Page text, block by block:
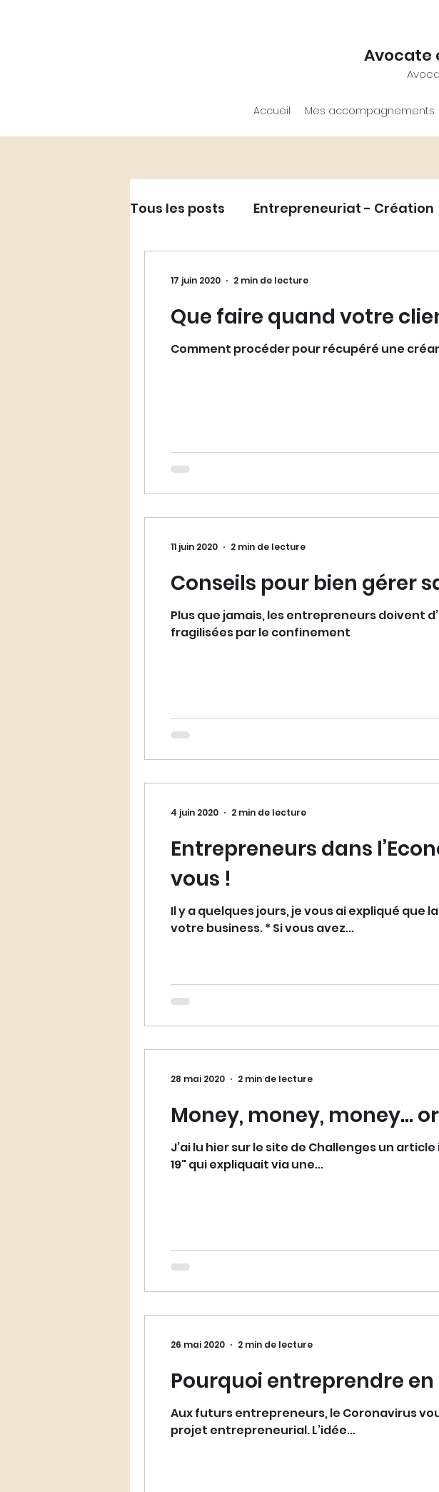
Avocate
Accueil Mes accompagnements
Tous les posts Entrepreneuriat - Création
Podcast LawHer
Que faire quand votre
Comment procéder pour récupéré une
17 juin 2020 2 min de lecture
Conseils pour bien gérer
Plus que jamais, les entrepreneurs doivent
fragilisées par le confinement
11 juin 2020 2 min de lecture
Entrepreneurs dans
vous !
Il y a quelques jours, je vous ai expliqué
votre business. * Si vous avez...
4 juin 2020 2 min de lecture
Money, money, money...
J’ai lu hier sur le site de Challenges un
19" qui expliquait via une...
28 mai 2020 2 min de lecture
Pourquoi entreprendre en
Aux futurs entrepreneurs, le Coronavirus
projet entrepreneurial. L’idée...
26 mai 2020 2 min de lecture